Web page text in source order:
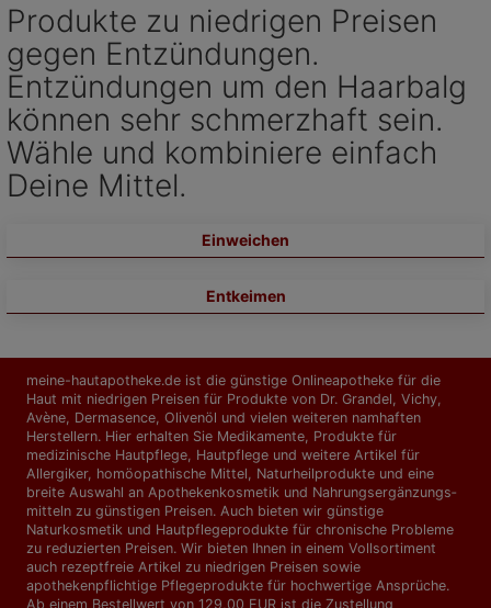
Produkte zu niedrigen Preisen
gegen Entzündungen.
Entzündungen um den Haarbalg
können sehr schmerzhaft sein.
Wähle und kombiniere einfach
Deine Mittel.
Einweichen
Entkeimen
meine-hautapotheke.de ist die günstige Onlineapotheke für die
Haut mit niedrigen Preisen für Produkte von Dr. Grandel, Vichy,
Avène, Dermasence, Olivenöl und vielen weiteren namhaften
Herstellern. Hier erhalten Sie Medikamente, Produkte für
medizinische Hautpflege, Hautpflege und weitere Artikel für
Allergiker, homöopathische Mittel, Naturheilprodukte und eine
breite Auswahl an Apothekenkosmetik und Nahrungs­ergänzungs­
mitteln zu günstigen Preisen. Auch bieten wir günstige
Naturkosmetik und Hautpflegeprodukte für chronische Probleme
zu reduzierten Preisen. Wir bieten Ihnen in einem Vollsortiment
auch rezeptfreie Artikel zu niedrigen Preisen sowie
apothekenpflichtige Pflegeprodukte für hochwertige Ansprüche.
Ab einem Bestellwert von 129,00 EUR ist die Zustellung